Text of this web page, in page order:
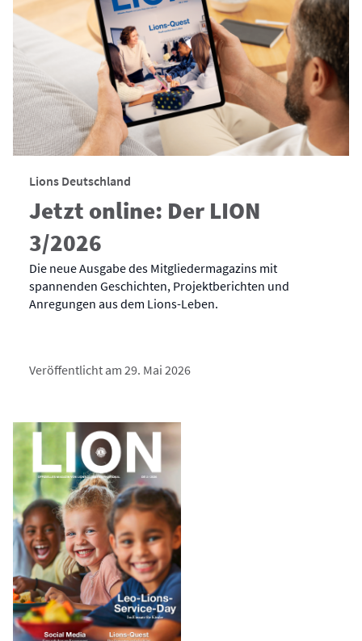
Lions Deutschland
Jetzt online: Der LION
3/2026
Die neue Ausgabe des Mitgliedermagazins mit
spannenden Geschichten, Projektberichten und
Anregungen aus dem Lions-Leben.
Veröffentlicht am 29. Mai 2026